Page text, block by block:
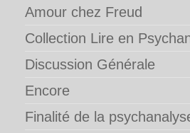
Amour chez Freud
Collection Lire en
Discussion Générale
Encore
Finalité de la